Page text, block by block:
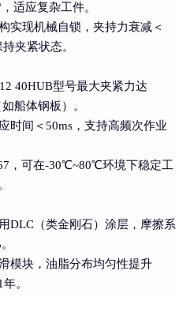
适应复杂工件。
实现机械自锁，夹持力衰减＜
夹紧状态。
40HUB型号最大夹紧力达
船体钢板）。
时间＜50ms，支持高频次作业
，可在-30℃~80℃环境下稳定工
DLC（类金刚石）涂层，摩擦系
模块，油脂分布均匀性提升
。